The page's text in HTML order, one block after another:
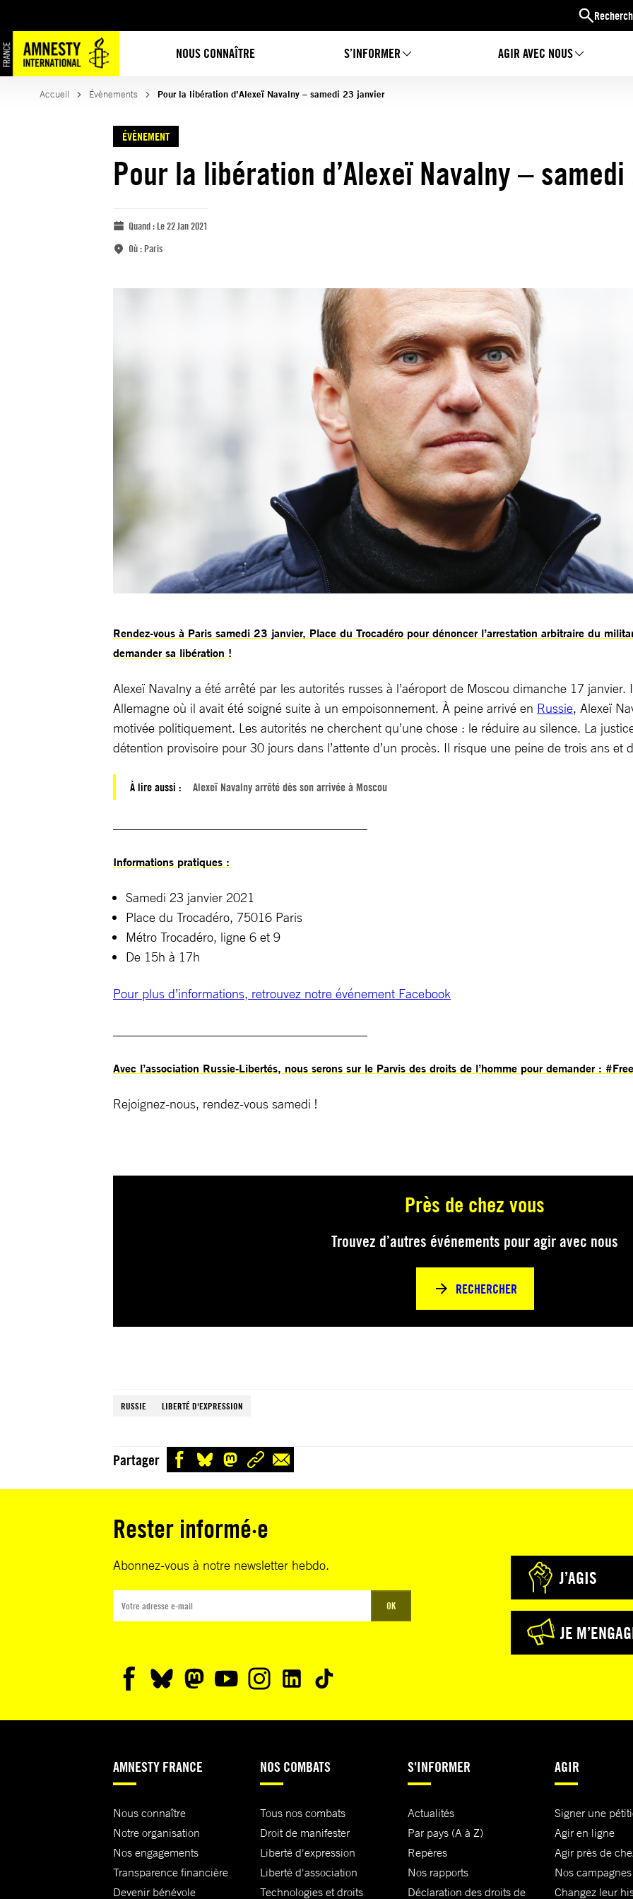
NOUS CONNAÎTRE S’INFORMER AGIR AVEC NOUS
Accueil Évènements Pour la libération d’Alexeï Navalny – samedi 23 janvier
ÉVÈNEMENT
Pour la libération d’Alexeï Navalny –
Quand :Le 22 Jan 2021
Où :Paris
Rendez-vous à Paris samedi 23 janvier, Place du Trocadéro pour dénoncer l’arrestation arbitraire du
demander sa libération !
Alexeï Navalny a été arrêté par les autorités russes à l’aéroport de Moscou dimanche 17
Allemagne où il avait été soigné suite à un empoisonnement. À peine arrivé en Russie, Alexeï
motivée politiquement. Les autorités ne cherchent qu’une chose : le réduire au silence. La
détention provisoire pour 30 jours dans l’attente d’un procès. Il risque une peine de trois ans et
À lire aussi : Alexeï Navalny arrêté dès son arrivée à Moscou
Informations pratiques :
Samedi 23 janvier 2021
Place du Trocadéro, 75016 Paris
Métro Trocadéro, ligne 6 et 9
De 15h à 17h
Pour plus d’informations, retrouvez notre événement Facebook
Avec l’association Russie-Libertés, nous serons sur le Parvis des droits de l’homme pour demander :
Rejoignez-nous, rendez-vous samedi !
Près de chez vous
Trouvez d’autres événements pour agir avec nous
RECHERCHER
RUSSIE LIBERTÉ D'EXPRESSION
Partager
Rester informé·e
Abonnez-vous à notre newsletter hebdo.
OK
J’AGIS
JE
AMNESTY FRANCE
Nous connaître
Notre organisation
Nos engagements
Transparence financière
Devenir bénévole
NOS COMBATS
Tous nos combats
Droit de manifester
Liberté d'expression
Liberté d'association
Technologies et droits
S'INFORMER
Actualités
Par pays (A à Z)
Repères
Nos rapports
Déclaration des droits de
AGIR
Signer une
Agir en ligne
Agir près de
Nos campagnes
Changez leur